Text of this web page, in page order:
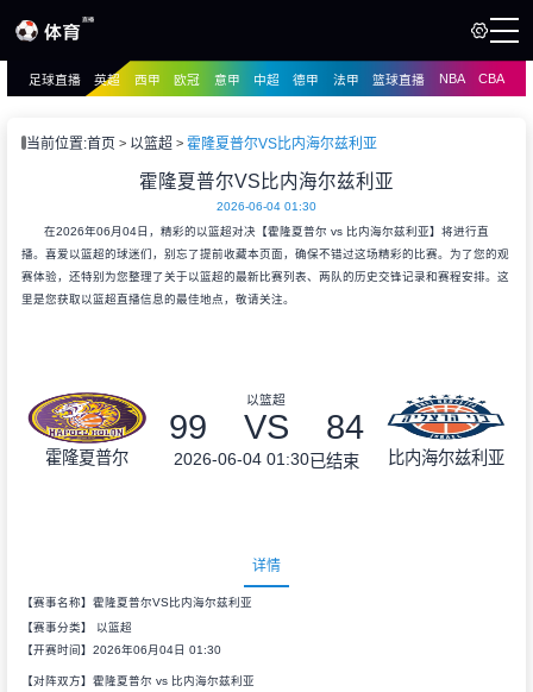
播
足球直播 英超 西甲 欧冠 意甲 中超 德甲 法甲 篮球直播 NBA CBA
当前位置:首页 以篮超 霍隆夏普尔VS比内海尔兹利亚
霍隆夏普尔VS比内海尔兹利亚
2026-06-04 01:30
在2026年06月04日，精彩的以篮超对决【霍隆夏普尔 vs 比内海尔兹利亚】将进行直
播。喜爱以篮超的球迷们，别忘了提前收藏本页面，确保不错过这场精彩的比赛。为了您的观
赛体验，还特别为您整理了关于以篮超的最新比赛列表、两队的历史交锋记录和赛程安排。这
里是您获取以篮超直播信息的最佳地点，敬请关注。
霍隆夏普尔
以篮超
99 VS 84
2026-06-04 01:30已结束 比内海尔兹利亚
详情
【赛事名称】霍隆夏普尔VS比内海尔兹利亚
【赛事分类】 以篮超
【开赛时间】2026年06月04日 01:30
【对阵双方】霍隆夏普尔 vs 比内海尔兹利亚